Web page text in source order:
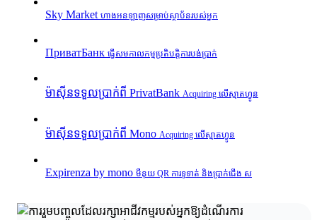
Sky Market ហាងអនឡាញសម្រាប់ស្ថាប័នរបស់អ្នក
ПриватБанк ធ្វើសមកាលកម្មប្រតិបត្តិការបង់ប្រាក់
ម៉ាស៊ីនទទួលប្រាក់ពី PrivatBank Acquiring លើស្មាតហ្វូន
ម៉ាស៊ីនទទួលប្រាក់ពី Mono Acquiring លើស្មាតហ្វូន
Expirenza by mono មឺនុយ QR ការទូទាត់ និងប្រាក់ជើង ស